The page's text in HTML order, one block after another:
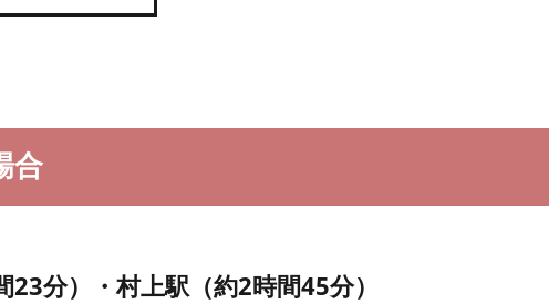
合
分）・村上駅（約2時間45分）